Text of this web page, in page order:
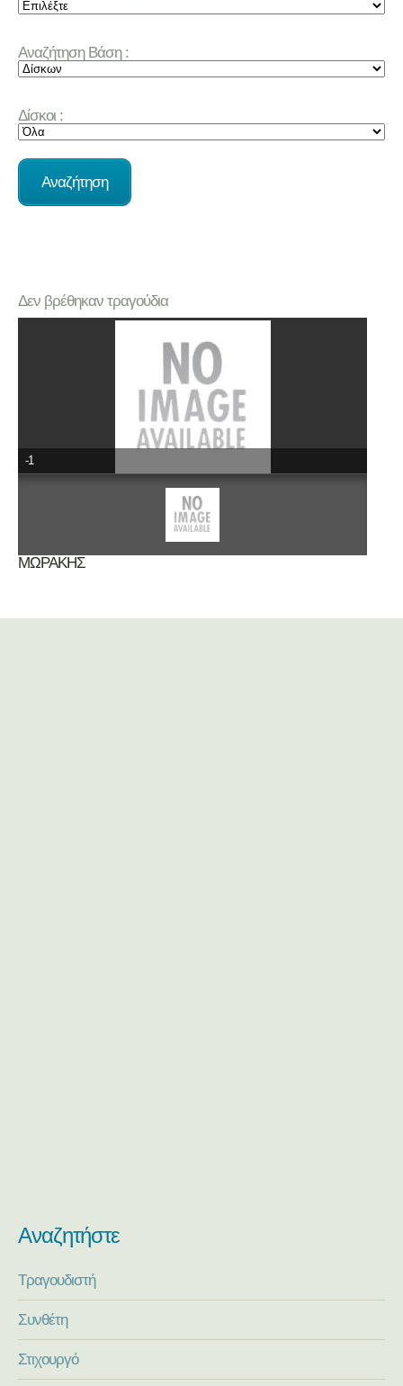
Αναζήτηση Βάση :
Δίσκοι :
Δεν βρέθηκαν τραγούδια
-1
ΜΩΡΑΚΗΣ
Αναζητήστε
Τραγουδιστή
Συνθέτη
Στιχουργό